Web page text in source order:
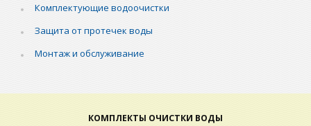
Комплектующие водоочистки
Защита от протечек воды
Монтаж и обслуживание
КОМПЛЕКТЫ ОЧИСТКИ ВОДЫ